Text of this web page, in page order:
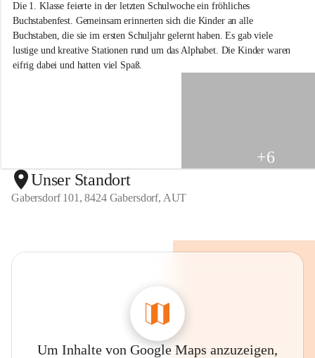
k
s
s
c
h
u
s
d
o
Die 1. Klasse feierte in der letzten Schulwoche ein fröhliches
Buchstabenfest. Gemeinsam erinnerten sich die Kinder an alle
Buchstaben, die sie im ersten Schuljahr gelernt haben. Es gab viele
lustige und kreative Stationen rund um das Alphabet. Die Kinder waren
eifrig dabei und hatten viel Spaß.
+6
Unser Standort
Gabersdorf 101, 8424 Gabersdorf, AUT
Um Inhalte von Google Maps anzuzeigen,